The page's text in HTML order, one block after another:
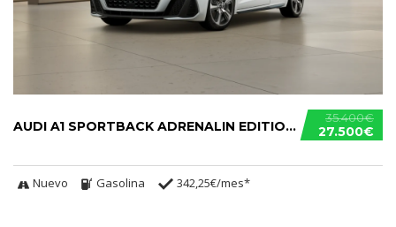
35.400€
27.500€
AUDI A1 SPORTBACK ADRENALIN EDITION 30 TFSI
Nuevo Gasolina 342,25€/mes*